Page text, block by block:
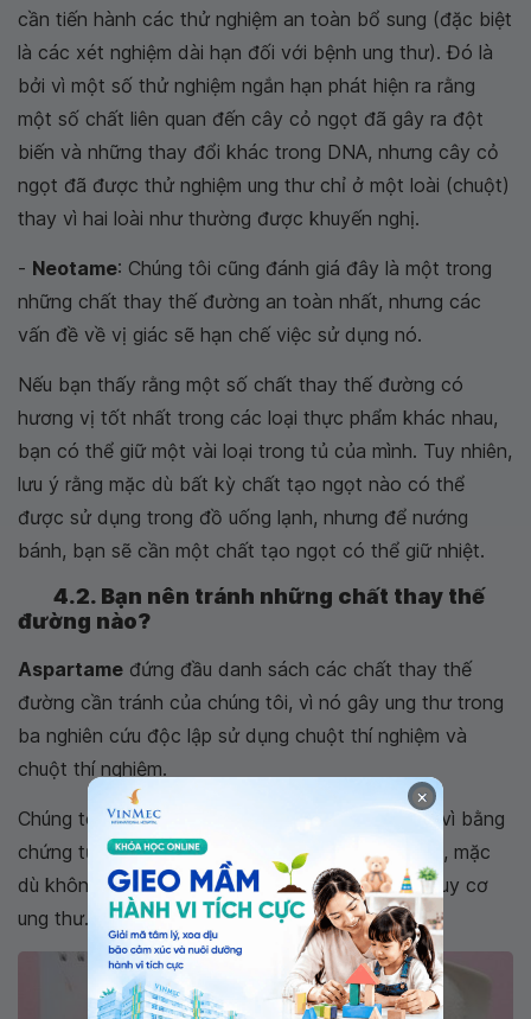
cần tiến hành các thử nghiệm an toàn bổ sung (đặc biệt
là các xét nghiệm dài hạn đối với bệnh ung thư). Đó là
bởi vì một số thử nghiệm ngắn hạn phát hiện ra rằng
một số chất liên quan đến cây cỏ ngọt đã gây ra đột
biến và những thay đổi khác trong DNA, nhưng cây cỏ
ngọt đã được thử nghiệm ung thư chỉ ở một loài (chuột)
thay vì hai loài như thường được khuyến nghị.
- Neotame: Chúng tôi cũng đánh giá đây là một trong
những chất thay thế đường an toàn nhất, nhưng các
vấn đề về vị giác sẽ hạn chế việc sử dụng nó.
Nếu bạn thấy rằng một số chất thay thế đường có
hương vị tốt nhất trong các loại thực phẩm khác nhau,
bạn có thể giữ một vài loại trong tủ của mình. Tuy nhiên,
lưu ý rằng mặc dù bất kỳ chất tạo ngọt nào có thể
được sử dụng trong đồ uống lạnh, nhưng để nướng
bánh, bạn sẽ cần một chất tạo ngọt có thể giữ nhiệt.
4.2. Bạn nên tránh những chất thay thế
đường nào?
Aspartame đứng đầu danh sách các chất thay thế
đường cần tránh của chúng tôi, vì nó gây ung thư trong
ba nghiên cứu độc lập sử dụng chuột thí nghiệm và
chuột thí nghiệm.
Chúng tôi cũng khuyên bạn nên tránh saccharin vì bằng
chứng từ các nghiên cứu trên người và động vật, mặc
dù không nhất quán, rằng nó có thể làm tăng nguy cơ
ung thư.
×